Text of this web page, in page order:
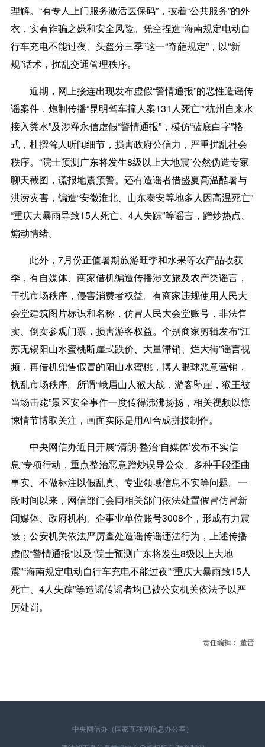
理解。“有专人上门服务激活医保码”，披着“公共服务”的外
衣，实有诈骗之嫌和安全风险。凭空捏造“海南规定电动自
行车充电不能过夜、头盔分三季”这一“奇葩规定”，以“新
规”话术，扰乱交通管理秩序。
近期，网上接连出现发布虚假“警情通报”的恶性造谣传
谣案件，炮制传播“昆明驾车撞人案131人死亡”“杭州自来水
接入粪水”及涉释永信虚假“警情通报”，模仿“蓝底白字”格
式，杜撰耸人听闻细节，损害政府公信力，严重扰乱社会
秩序。“院士预测广东将发生8级以上大地震”公然伪造专家
聊天截图，谎报地震预警。还有造谣者借盛夏高温酷暑与
洪涝灾害，编造“安徽淮北、山东泰安等地多人因高温死亡”
“重庆大暴雨导致15人死亡、4人失踪”等谣言，蹭炒热点、
煽动情绪。
此外，7月份正值暑期旅游旺季和水果等农产品收获
季，有自媒体、商家借机编造传播涉文旅及农产类谣言，
干扰市场秩序，侵害消费者权益。有商家违规使用人民大
会堂建筑图片标识和名称，仿冒人民大会堂账号，非法售
卖、倒卖参观门票，损害游客权益。个别商家剪辑发布“江
苏无锡阳山水蜜桃断崖式跌价、大量滞销、烂大街”谣言视
频，再借机兜售假冒的阳山水蜜桃，博人眼球恶意营销，
扰乱市场秩序。所谓“峨眉山人猴大战，游客坠崖，猴王被
当场击毙”景区安全事件一度传得沸沸扬扬，相关视频以惊
悚情节博取关注，画面实际是用AI合成拼接制作。
中央网信办近日开展“清朗·整治‘自媒体’发布不实信
息”专项行动，重点整治恶意蹭炒误导公众、多种手段歪曲
事实、不做标注以假乱真、专业领域信息不实等问题。一
段时间以来，网信部门会同相关部门依法处置假冒仿冒新
闻媒体、政府机构、企事业单位账号3008个，形成有力震
慑；公安机关依法严厉查处造谣传谣违法行为，上述传播
虚假“警情通报”以及“院士预测广东将发生8级以上大地
震”“海南规定电动自行车充电不能过夜”“重庆大暴雨致15人
死亡、4人失踪”等造谣传谣者均已被公安机关依法予以严
厉处罚。
责任编辑： 董晋
中央网信办（国家互联网信息办公室）